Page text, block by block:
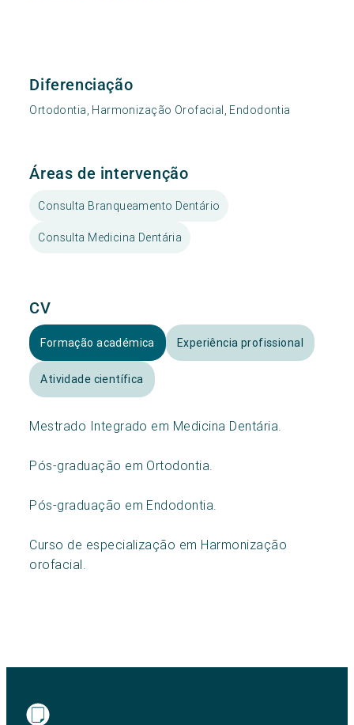
Diferenciação
Ortodontia, Harmonização Orofacial, Endodontia
Áreas de intervenção
Consulta Branqueamento Dentário
Consulta Medicina Dentária
CV
Formação académica Experiência profissional
Atividade científica
Mestrado Integrado em Medicina Dentária.
Pós-graduação em Ortodontia.
Pós-graduação em Endodontia.
Curso de especialização em Harmonização
orofacial.